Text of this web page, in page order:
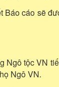
Báo cáo sẽ
Ngô tộc VN
Ngô VN.